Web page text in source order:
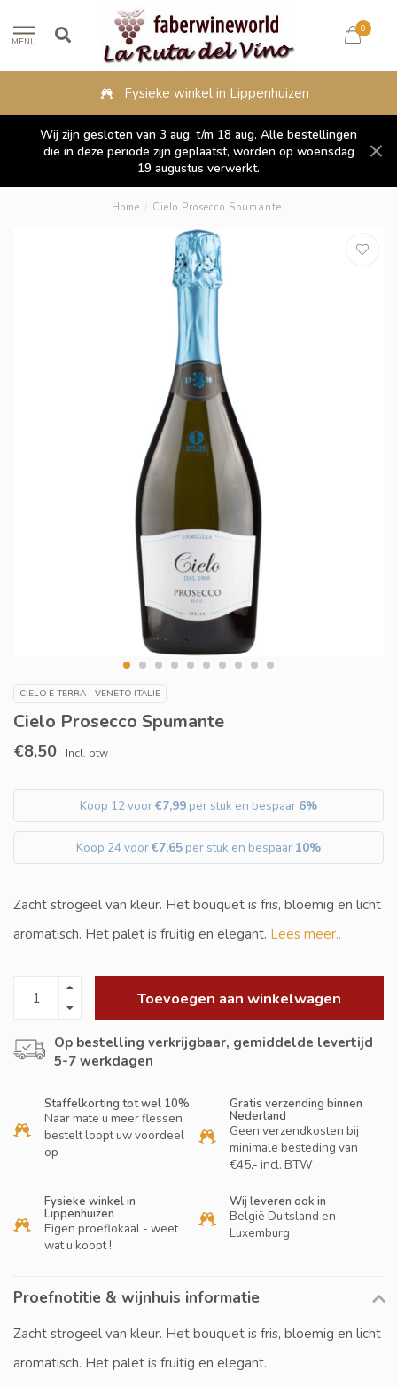
MENU
0
Fysieke winkel in Lippenhuizen
Wij zijn gesloten van 3 aug. t/m 18 aug. Alle bestellingen
die in deze periode zijn geplaatst, worden op woensdag
19 augustus verwerkt.
Home / Cielo Prosecco Spumante
CIELO E TERRA - VENETO ITALIE
Cielo Prosecco Spumante
€8,50 Incl. btw
Koop 12 voor€7,99 per stuk en bespaar 6%
Koop 24 voor€7,65 per stuk en bespaar 10%
Zacht strogeel van kleur. Het bouquet is fris, bloemig en licht
aromatisch. Het palet is fruitig en elegant. Lees meer..
Toevoegen aan winkelwagen
Op bestelling verkrijgbaar, gemiddelde levertijd
5-7 werkdagen
Staffelkorting tot wel 10%
Naar mate u meer flessen
bestelt loopt uw voordeel
op
Gratis verzending binnen
Nederland
Geen verzendkosten bij
minimale besteding van
€45,- incl. BTW
Fysieke winkel in
Lippenhuizen
Eigen proeflokaal - weet
wat u koopt !
Wij leveren ook in
België Duitsland en
Luxemburg
Proefnotitie & wijnhuis informatie
Zacht strogeel van kleur. Het bouquet is fris, bloemig en licht
aromatisch. Het palet is fruitig en elegant.